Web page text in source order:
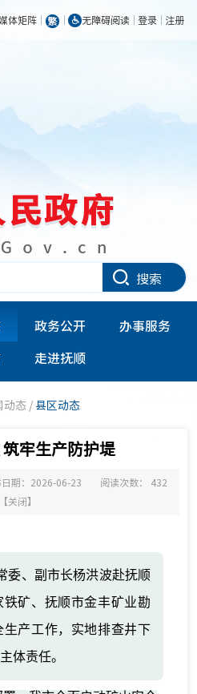
体矩阵 无障碍阅读 登录 注册
搜索
政务公开
办事服务
走进抚顺
动态 /县区动态
牢生产防护堤
期：2026-06-23 阅读次数： 432
【关闭】
、副市长杨洪波赴抚顺
矿、抚顺市金丰矿业勘
产工作，实地排查井下
体责任。